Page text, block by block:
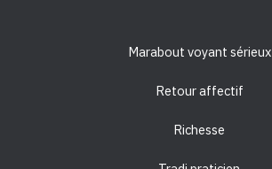
Marabout voyant sérieux
Retour affectif
Richesse